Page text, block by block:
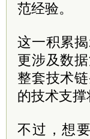
范经验。
这一积累
更涉及数
整套技术
的技术支撑
不过，想